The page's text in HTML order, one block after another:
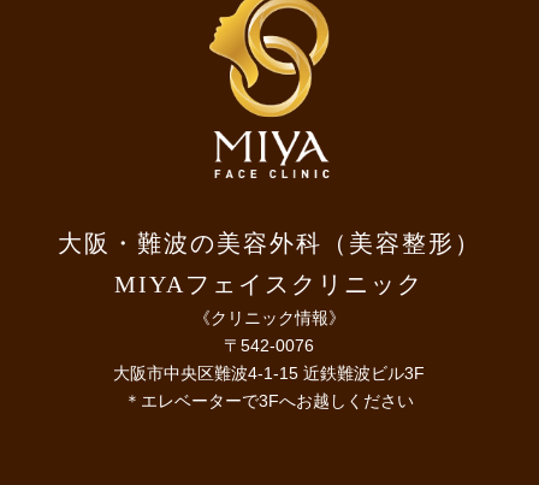
大阪・難波の美容外科（美容整形）
MIYAフェイスクリニック
《クリニック情報》
〒542-0076
大阪市中央区難波4-1-15 近鉄難波ビル3F
＊エレベーターで3Fへお越しください